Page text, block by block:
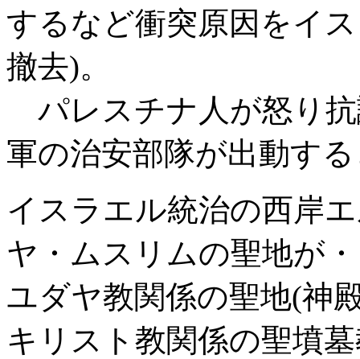
するなど衝突原因をイ
撤去)。
パレスチナ人が怒り
軍の治安部隊が出動す
イスラエル統治の西岸
ヤ・ムスリムの聖地が
ユダヤ教関係の聖地(神
キリスト教関係の聖墳